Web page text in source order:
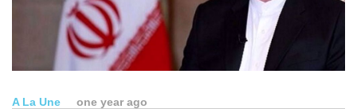
A La Une one year ago